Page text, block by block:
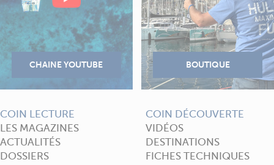
COIN LECTURE
LES MAGAZINES
ACTUALITÉS
DOSSIERS
COIN DÉCOUVERTE
VIDÉOS
DESTINATIONS
FICHES TECHNIQUES